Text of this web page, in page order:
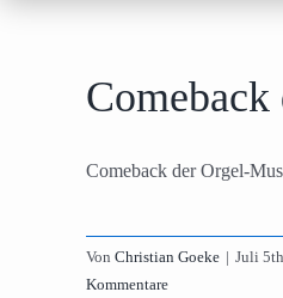
Comeback der Orgel-
Von Christian Goeke | Juli
Kommentare